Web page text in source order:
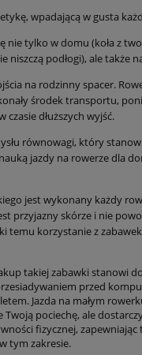
wpadającą w gusta
nie tylko w domu (koła z
niszczą podłogi), ale także
na rodzinny spacer.
środek transportu,
czasie dłuższych wyjść.
równowagi, który
jazdy na rowerze dla
jest wykonany każdy
przyjazny skórze i nie
temu korzystanie z
takiej zabawki stanowi
przed
Jazda na małym
Twoją pociechę, ale
fizycznej,
tym zakresie.